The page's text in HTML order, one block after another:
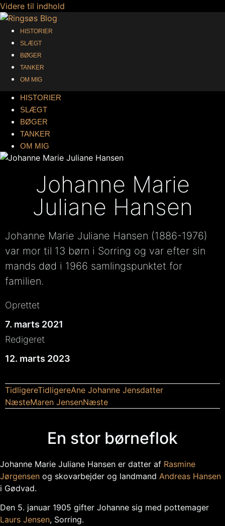
Videre til indhold
HISTORIER
SLÆGT
BØGER
TANKER
OM MIG
HISTORIER
SLÆGT
BØGER
TANKER
OM MIG
Johanne Marie
Juliane Hansen
Johanne Marie Juliane Hansen (1886-1976)
var mor til 13 børn i Sorring og var efter sin
mands død i 1966 samlingspunktet for
familien.
Oprettet
7. marts 2021
Redigeret
12. marts 2023
TidligereTidligereAne Johanne Jensdatter
NæsteMaren JensenNæste
En stor børneflok
Johanne Marie Juliane Hansen er datter af Rasmine
Jørgensen og skovarbejder og landmand Andreas Hansen
i Gødvad.
Den 5. januar 1905 gifter Johanne sig med pottemager
Laurs Jensen, Sorring.